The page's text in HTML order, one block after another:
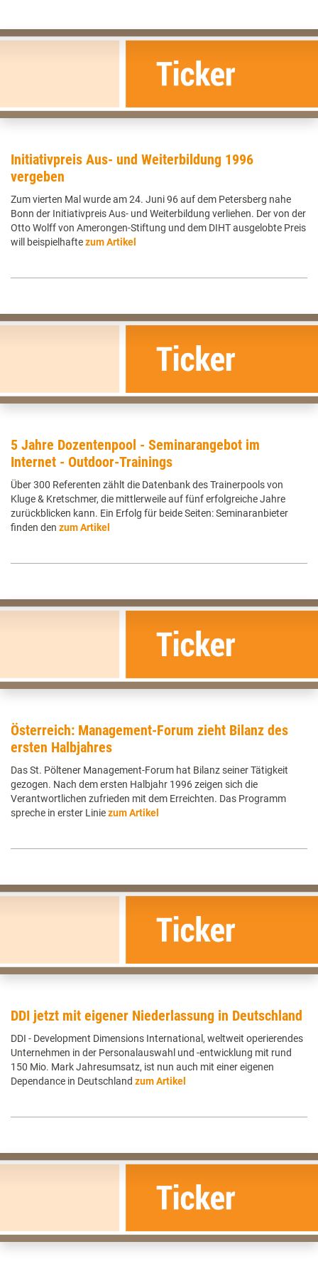
Initiativpreis Aus- und Weiterbildung 1996
vergeben
Zum vierten Mal wurde am 24. Juni 96 auf dem Petersberg nahe
Bonn der Initiativpreis Aus- und Weiterbildung verliehen. Der von der
Otto Wolff von Amerongen-Stiftung und dem DIHT ausgelobte Preis
will beispielhaftezum Artikel
5 Jahre Dozentenpool - Seminarangebot im
Internet - Outdoor-Trainings
Über 300 Referenten zählt die Datenbank des Trainerpools von
Kluge & Kretschmer, die mittlerweile auf fünf erfolgreiche Jahre
zurückblicken kann. Ein Erfolg für beide Seiten: Seminaranbieter
finden den zum Artikel
Österreich: Management-Forum zieht Bilanz des
ersten Halbjahres
Das St. Pöltener Management-Forum hat Bilanz seiner Tätigkeit
gezogen. Nach dem ersten Halbjahr 1996 zeigen sich die
Verantwortlichen zufrieden mit dem Erreichten. Das Programm
spreche in erster Liniezum Artikel
DDI jetzt mit eigener Niederlassung in Deutschland
DDI - Development Dimensions International, weltweit operierendes
Unternehmen in der Personalauswahl und -entwicklung mit rund
150 Mio. Mark Jahresumsatz, ist nun auch mit einer eigenen
Dependance in Deutschland zum Artikel